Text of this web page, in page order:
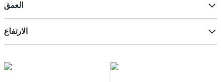
العمق
الارتفاع